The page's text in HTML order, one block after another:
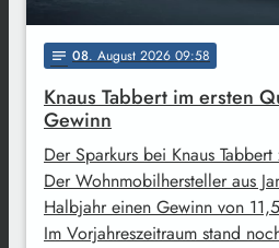
notes 08. August 2026 09:58
Knaus Tabbert im ersten
Gewinn
Der Sparkurs bei Knaus
Der Wohnmobilhersteller aus
Halbjahr einen Gewinn von
Im Vorjahreszeitraum stand